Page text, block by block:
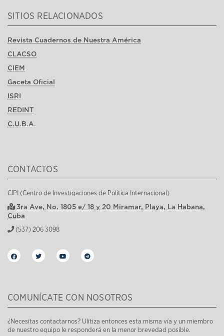
SITIOS RELACIONADOS
Revista Cuadernos de Nuestra América
CLACSO
CIEM
Gaceta Oficial
ISRI
REDINT
C.U.B.A.
CONTACTOS
CIPI (Centro de Investigaciones de Política Internacional)
3ra Ave, No. 1805 e/ 18 y 20 Miramar, Playa, La Habana,
Cuba
(537) 206 3098
COMUNÍCATE CON NOSOTROS
¿Necesitas contactarnos? Ulitiza entonces esta misma vía y un miembro
de nuestro equipo le responderá en la menor brevedad posible.